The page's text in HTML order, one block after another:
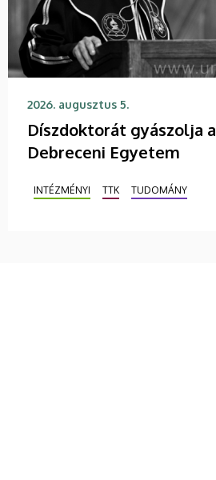
2026. augusztus 5.
Díszdoktorát gyászolja a
Debreceni Egyetem
INTÉZMÉNYI TTK TUDOMÁNY